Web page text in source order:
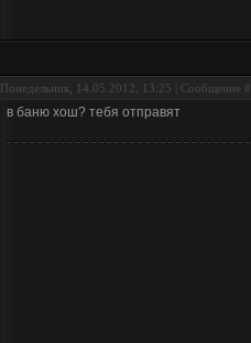
Понедельник, 14.05.2012, 13:25 | Сообщение #
в баню хош? тебя отправят